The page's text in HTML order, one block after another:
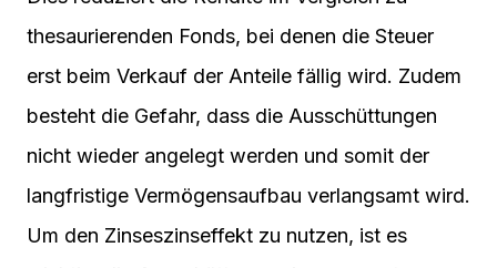
thesaurierenden Fonds, bei denen die Steuer
erst beim Verkauf der Anteile fällig wird. Zudem
besteht die Gefahr, dass die Ausschüttungen
nicht wieder angelegt werden und somit der
langfristige Vermögensaufbau verlangsamt wird.
Um den Zinseszinseffekt zu nutzen, ist es